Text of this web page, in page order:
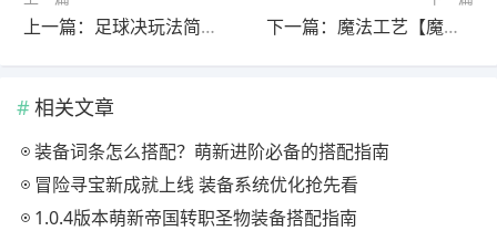
上一篇：足球决玩法简介|俱乐部大厦 下一篇：魔法工艺【魔法工艺】审判之剑机关枪流，超炫酷的魔法剑！
相关文章
装备词条怎么搭配？萌新进阶必备的搭配指南
冒险寻宝新成就上线 装备系统优化抢先看
1.0.4版本萌新帝国转职圣物装备搭配指南